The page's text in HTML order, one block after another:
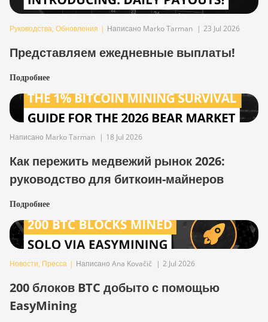
Руководства, Обновления | Написано Marko Tarman | 23 Jul 2026
Представляем ежедневные выплаты!
Подробнее
Написано Marko Tarman | 18 Jul 2026
Как пережить медвежий рынок 2026:
руководство для биткоин-майнеров
Подробнее
Новости, Пресса | Написано Ana Kovačič | 2 Jul 2026
200 блоков BTC добыто с помощью
EasyMining